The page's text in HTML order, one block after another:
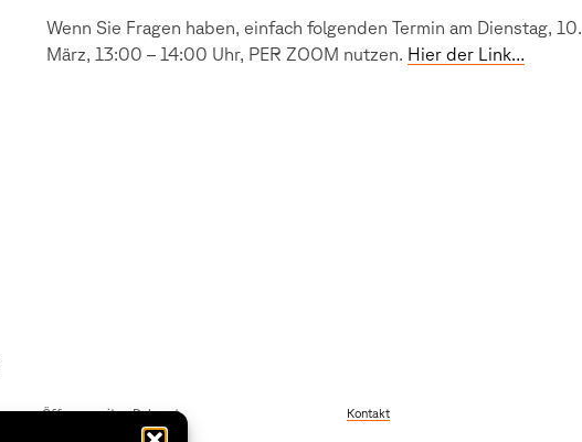
Wenn Sie Fragen haben, einfach folgenden Termin am Dienstag, 10.
März, 13:00 – 14:00 Uhr, PER ZOOM nutzen. Hier der Link…
Öffnungszeiten Dekanat
Kontakt